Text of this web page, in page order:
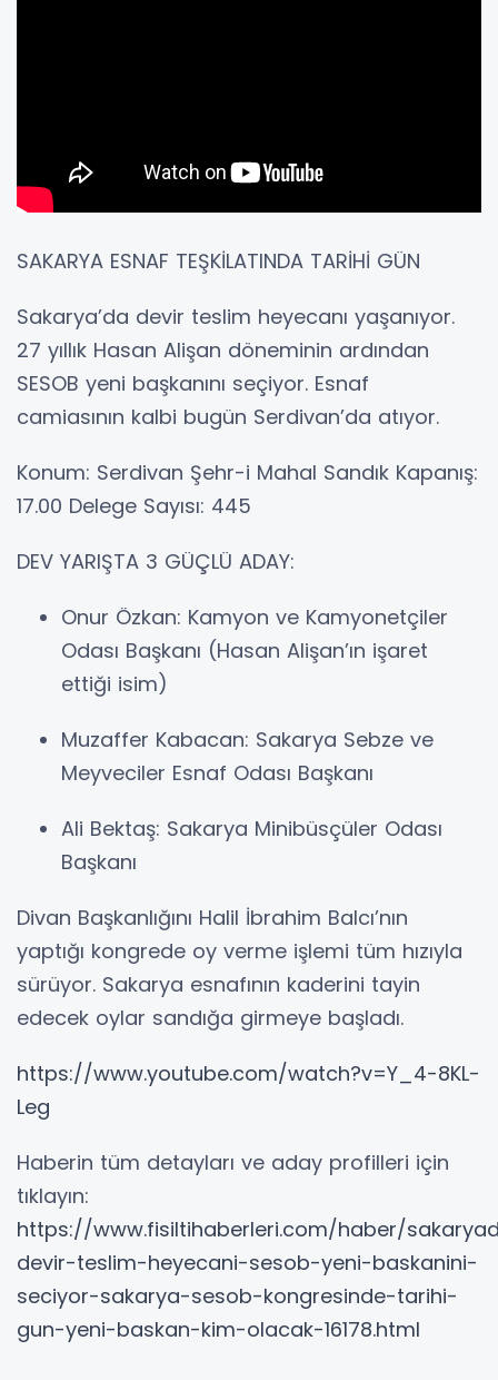
SAKARYA ESNAF TEŞKİLATINDA TARİHİ GÜN
Sakarya’da devir teslim heyecanı yaşanıyor.
27 yıllık Hasan Alişan döneminin ardından
SESOB yeni başkanını seçiyor. Esnaf
camiasının kalbi bugün Serdivan’da atıyor.
Konum: Serdivan Şehr-i Mahal Sandık Kapanış:
17.00 Delege Sayısı: 445
DEV YARIŞTA 3 GÜÇLÜ ADAY:
Onur Özkan: Kamyon ve Kamyonetçiler
Odası Başkanı (Hasan Alişan’ın işaret
ettiği isim)
Muzaffer Kabacan: Sakarya Sebze ve
Meyveciler Esnaf Odası Başkanı
Ali Bektaş: Sakarya Minibüsçüler Odası
Başkanı
Divan Başkanlığını Halil İbrahim Balcı’nın
yaptığı kongrede oy verme işlemi tüm hızıyla
sürüyor. Sakarya esnafının kaderini tayin
edecek oylar sandığa girmeye başladı.
https://www.youtube.com/watch?v=Y_4-8KL-
Leg
Haberin tüm detayları ve aday profilleri için
tıklayın:
https://www.fisiltihaberleri.com/haber/
devir-teslim-heyecani-sesob-yeni-baskanini-
seciyor-sakarya-sesob-kongresinde-tarihi-
gun-yeni-baskan-kim-olacak-16178.html